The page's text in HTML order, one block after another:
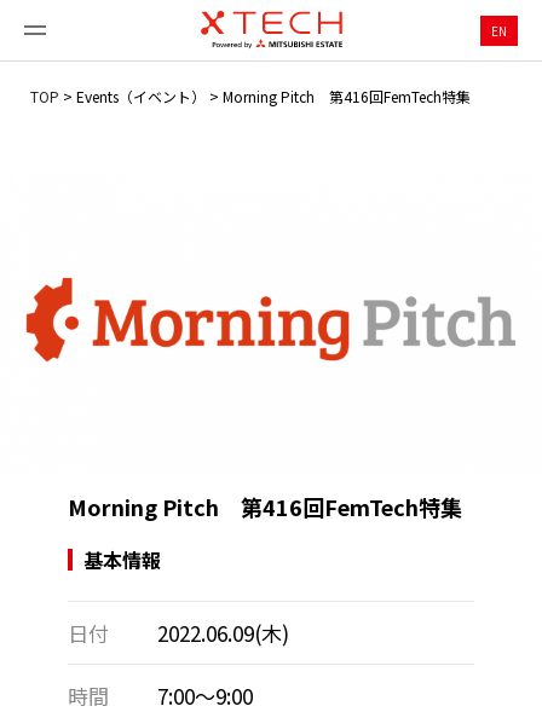
EN
TOP > Events（イベント） > Morning Pitch 第416回FemTech特集
Morning Pitch 第416回FemTech特集
基本情報
日付 2022.06.09(木)
時間 7:00～9:00